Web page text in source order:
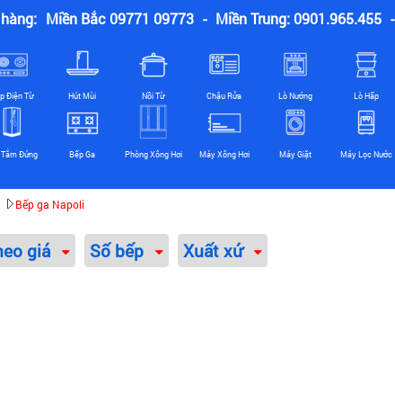
Miền Bắc 09771 09773 - Miền Trung: 0901.965.455 -
Điện Từ Hút Mùi Nồi Từ Chậu Rửa Lò Nướng Lò Hấp
Đứng Bếp Ga Phòng Xông Hơi Máy Xông Hơi Máy Giặt Máy Lọc Nước
Bếp ga Napoli
giá Số bếp Xuất xứ